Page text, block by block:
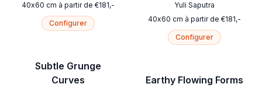
40x60 cm à partir de €181,-
Configurer
Subtle Grunge
Curves
Yuli Saputra
40x60 cm à partir de €181,-
Configurer
Earthy Flowing Forms